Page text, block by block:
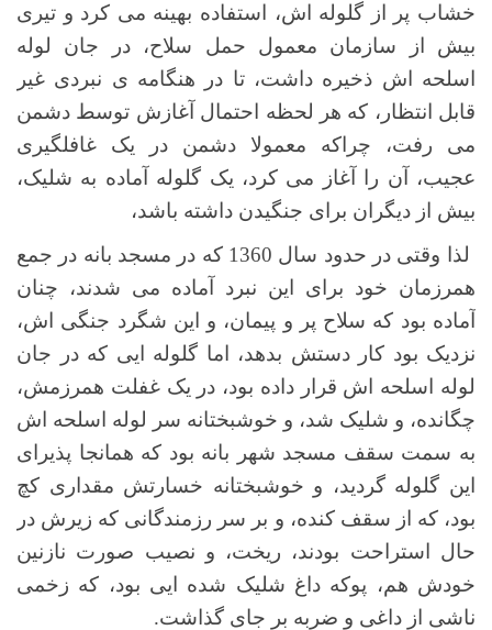
خشاب پر از گلوله اش، استفاده بهینه می کرد و تیری
بیش از سازمان معمول حمل سلاح، در جان لوله
اسلحه اش ذخیره داشت، تا در هنگامه ی نبردی غیر
قابل انتظار، که هر لحظه احتمال آغازش توسط دشمن
می رفت، چراکه معمولا دشمن در یک غافلگیری
عجیب، آن را آغاز می کرد، یک گلوله آماده به شلیک،
بیش از دیگران برای جنگیدن داشته باشد،
لذا وقتی در حدود سال 1360 که در مسجد بانه در جمع
همرزمان خود برای این نبرد آماده می شدند، چنان
آماده بود که سلاح پر و پیمان، و این شگرد جنگی اش،
نزدیک بود کار دستش بدهد، اما گلوله ایی که در جان
لوله اسلحه اش قرار داده بود، در یک غفلت همرزمش،
چگانده، و شلیک شد، و خوشبختانه سر لوله اسلحه اش
به سمت سقف مسجد شهر بانه بود که همانجا پذیرای
این گلوله گردید، و خوشبختانه خسارتش مقداری کچ
بود، که از سقف کنده، و بر سر رزمندگانی که زیرش در
حال استراحت بودند، ریخت، و نصیب صورت نازنین
خودش هم، پوکه داغ شلیک شده ایی بود، که زخمی
ناشی از داغی و ضربه بر جای گذاشت.